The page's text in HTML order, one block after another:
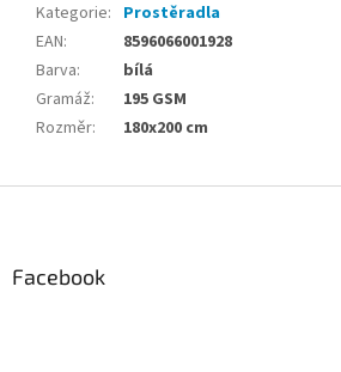
Kategorie: Prostěradla
EAN:
8596066001928
Barva:
bílá
Gramáž:
195 GSM
Rozměr: 180x200 cm
Facebook